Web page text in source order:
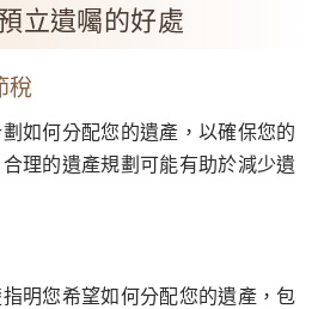
立遺囑的好處
稅
如何分配您的遺產，以確保您的
理的遺產規劃可能有助於減少遺
明您希望如何分配您的遺產，包